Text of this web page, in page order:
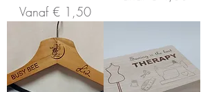
Vanaf € 1,50
Verkoopprijs